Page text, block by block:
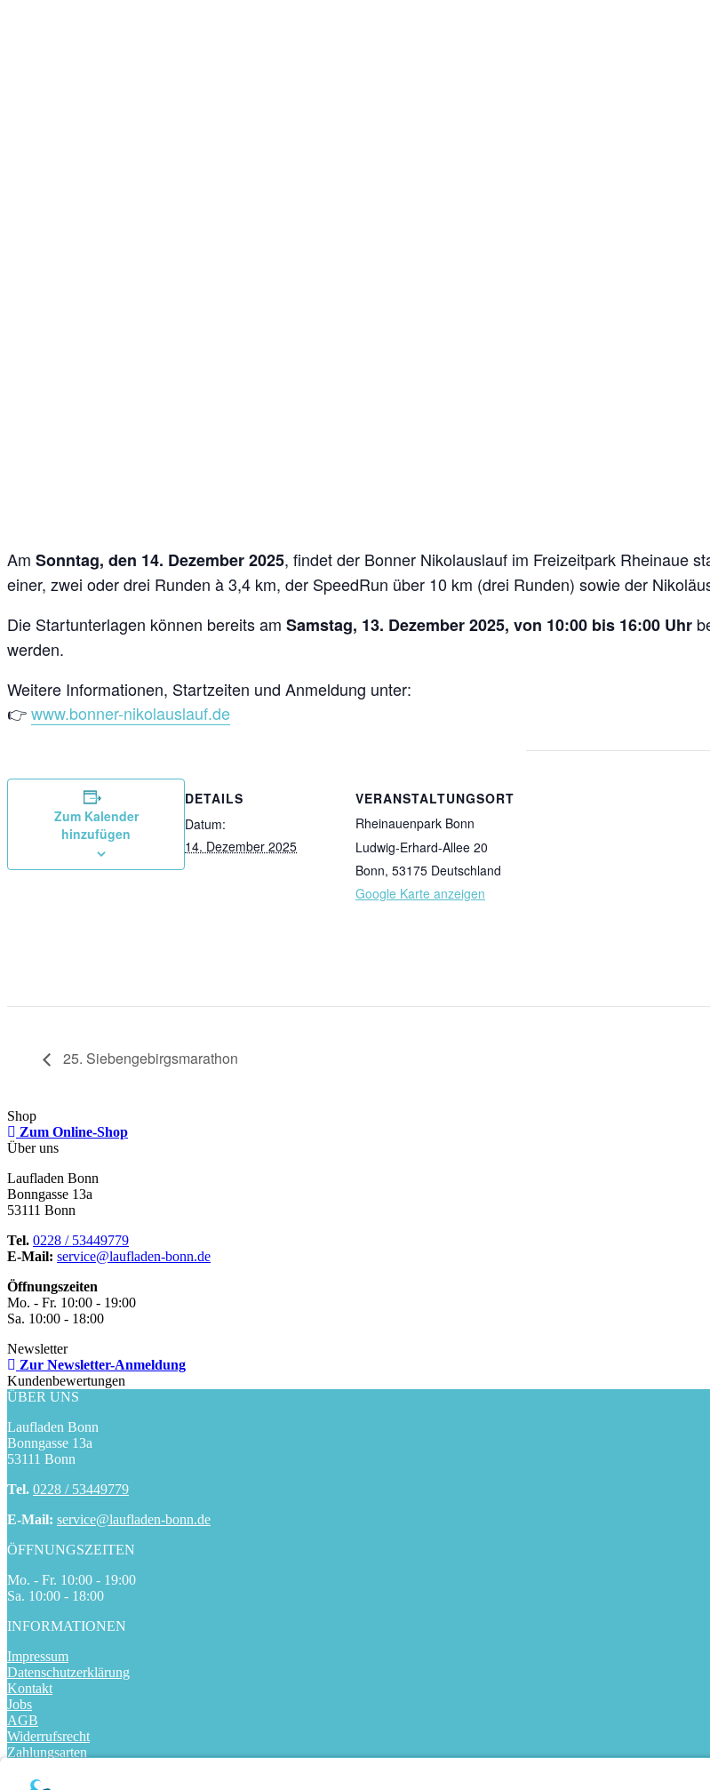
Am Sonntag, den 14. Dezember 2025, findet der Bonner Nikolauslauf im Freizeitpark Rheinaue
einer, zwei oder drei Runden à 3,4 km, der SpeedRun über 10 km (drei Runden) sowie der
Die Startunterlagen können bereits am Samstag, 13. Dezember 2025, von 10:00 bis 16:00 Uhr
werden.
Weitere Informationen, Startzeiten und Anmeldung unter:
👉www.bonner-nikolauslauf.de
Zum Kalender
hinzufügen
DETAILS
Datum:
14. Dezember 2025
VERANSTALTUNGSORT
Rheinauenpark Bonn
Ludwig-Erhard-Allee 20
Bonn, 53175 Deutschland
Google Karte anzeigen
25. Siebengebirgsmarathon
Shop
Zum Online-Shop
Über uns
Laufladen Bonn
Bonngasse 13a
53111 Bonn
Tel. 0228 / 53449779
E-Mail: service@laufladen-bonn.de
Öffnungszeiten
Mo. - Fr. 10:00 - 19:00
Sa. 10:00 - 18:00
Newsletter
Zur Newsletter-Anmeldung
Kundenbewertungen
ÜBER UNS
Laufladen Bonn
Bonngasse 13a
53111 Bonn
Tel. 0228 / 53449779
E-Mail: service@laufladen-bonn.de
ÖFFNUNGSZEITEN
Mo. - Fr. 10:00 - 19:00
Sa. 10:00 - 18:00
INFORMATIONEN
Impressum
Datenschutzerklärung
Kontakt
Jobs
AGB
Widerrufsrecht
Zahlungsarten